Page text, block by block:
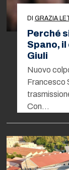
DI GRAZIA
Perché
Spano,
Giuli
Nuovo
Francesco
Con…